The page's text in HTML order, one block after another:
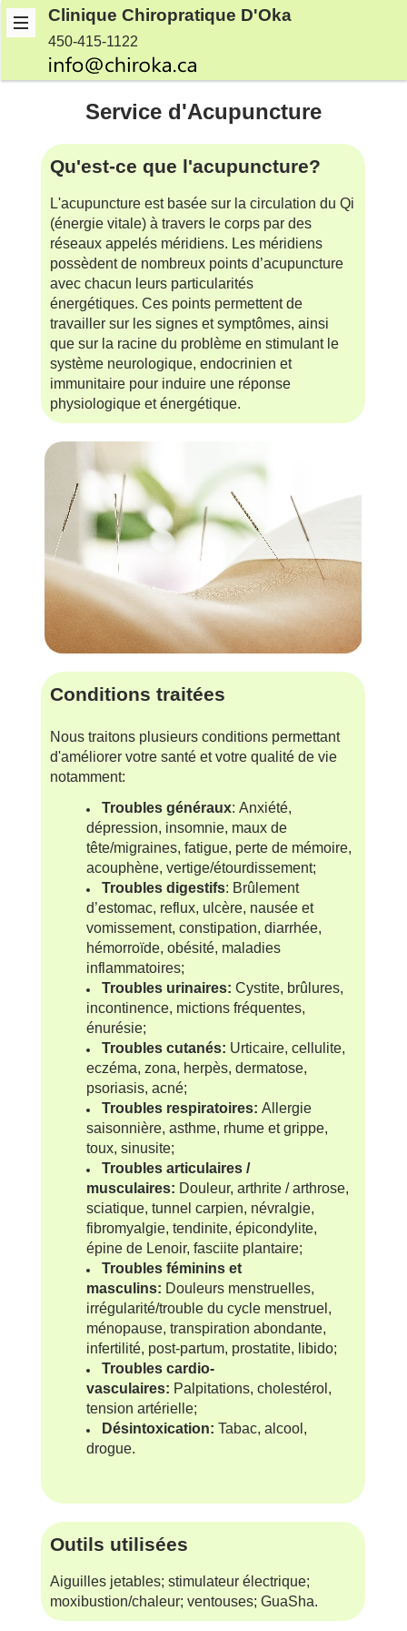
Clinique Chiropratique D'Oka
450-415-1122
Service d'Acupuncture
Qu'est-ce que l'acupuncture?
L'acupuncture est basée sur la circulation du Qi
(énergie vitale) à travers le corps par des
réseaux appelés méridiens. Les méridiens
possèdent de nombreux points d’acupuncture
avec chacun leurs particularités
énergétiques.Ces points permettent de
travailler sur les signes et symptômes, ainsi
que sur la racine du problème en stimulant le
système neurologique, endocrinien et
immunitaire pour induire une réponse
physiologique et énergétique.
Conditions traitées
Nous traitons plusieurs conditions permettant
d'améliorer votre santé et votre qualité de vie
notamment:
Troubles généraux:Anxiété,
dépression, insomnie, maux de
tête/migraines, fatigue, perte de mémoire,
acouphène, vertige/étourdissement;
Troubles digestifs: Brûlement
d’estomac, reflux, ulcère, nausée et
vomissement, constipation, diarrhée,
hémorroïde, obésité, maladies
inflammatoires;
Troubles urinaires: Cystite, brûlures,
incontinence, mictions fréquentes,
énurésie;
Troubles cutanés: Urticaire, cellulite,
eczéma, zona, herpès, dermatose,
psoriasis, acné;
Troubles respiratoires:Allergie
saisonnière, asthme, rhume et grippe,
toux, sinusite;
Troubles articulaires /
musculaires: Douleur, arthrite / arthrose,
sciatique, tunnel carpien, névralgie,
fibromyalgie, tendinite, épicondylite,
épine de Lenoir, fasciite plantaire;
Troubles féminins et
masculins: Douleurs menstruelles,
irrégularité/trouble du cycle menstruel,
ménopause, transpiration abondante,
infertilité, post-partum, prostatite, libido;
Troubles cardio-
vasculaires: Palpitations, cholestérol,
tension artérielle;
Désintoxication:Tabac, alcool,
drogue.
Outils utilisées
Aiguilles jetables; stimulateur électrique;
moxibustion/chaleur; ventouses; GuaSha.